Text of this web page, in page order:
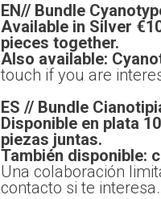
EN// Bundle
Available in Silver
pieces together.
Also available:
touch if you are
ES // Bundle
Disponible en
piezas juntas.
También disponible:
Una
contacto si te interesa.